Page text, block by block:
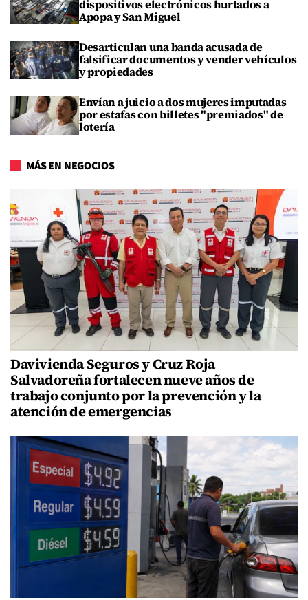
dispositivos electrónicos hurtados a
Apopa y San Miguel
Desarticulan una banda acusada de
falsificar documentos y vender vehículos
y propiedades
Envían a juicio a dos mujeres imputadas
por estafas con billetes "premiados" de
lotería
MÁS EN NEGOCIOS
Davivienda Seguros y Cruz Roja
Salvadoreña fortalecen nueve años de
trabajo conjunto por la prevención y la
atención de emergencias